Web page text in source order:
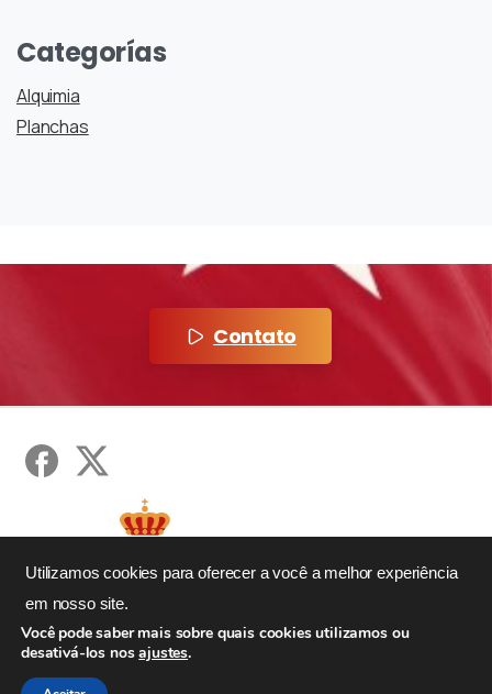
Categorías
Alquimia
Planchas
Contato
Utilizamos cookies para oferecer a você a melhor experiência
em nosso site.
Você pode saber mais sobre quais cookies utilizamos ou
desativá-los nosajustes.